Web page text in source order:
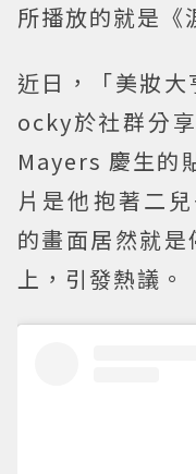
所播放的就是《
近日，「美妝
ocky於社群分
Mayers 慶生的
片是他抱著二
的畫面居然就
上，引發熱議。